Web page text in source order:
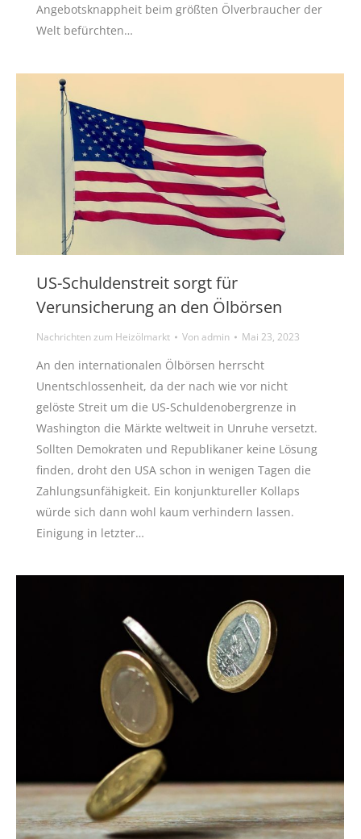
Angebotsknappheit beim größten Ölverbraucher der
Welt befürchten…
US-Schuldenstreit sorgt für
Verunsicherung an den Ölbörsen
Nachrichten zum Heizölmarkt Vonadmin Mai 23, 2023
An den internationalen Ölbörsen herrscht
Unentschlossenheit, da der nach wie vor nicht
gelöste Streit um die US-Schuldenobergrenze in
Washington die Märkte weltweit in Unruhe versetzt.
Sollten Demokraten und Republikaner keine Lösung
finden, droht den USA schon in wenigen Tagen die
Zahlungsunfähigkeit. Ein konjunktureller Kollaps
würde sich dann wohl kaum verhindern lassen.
Einigung in letzter…